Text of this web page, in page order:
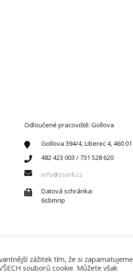
Odloučené pracoviště: Gollova
Gollova 394/4, Liberec 4, 460 01
482 423 003 / 731 528 620
info@zsorli.cz
Datová schránka:
6sbmrip
Základní škola
zážitek tím, že si zapamatujeme
souborů cookie. Můžete však